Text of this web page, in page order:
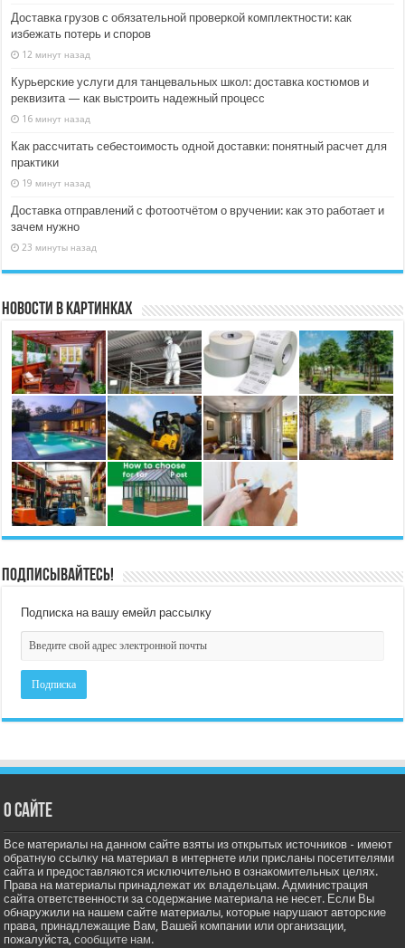
Доставка грузов с обязательной проверкой комплектности: как
избежать потерь и споров
12 минут назад
Курьерские услуги для танцевальных школ: доставка костюмов и
реквизита — как выстроить надежный процесс
16 минут назад
Как рассчитать себестоимость одной доставки: понятный расчет для
практики
19 минут назад
Доставка отправлений с фотоотчётом о вручении: как это работает и
зачем нужно
23 минуты назад
Новости в картинках
Подписывайтесь!
Подписка на вашу емейл рассылку
О сайте
Все материалы на данном сайте взяты из открытых источников - имеют
обратную ссылку на материал в интернете или присланы посетителями
сайта и предоставляются исключительно в ознакомительных целях.
Права на материалы принадлежат их владельцам. Администрация
сайта ответственности за содержание материала не несет. Если Вы
обнаружили на нашем сайте материалы, которые нарушают авторские
права, принадлежащие Вам, Вашей компании или организации,
пожалуйста,сообщите нам.